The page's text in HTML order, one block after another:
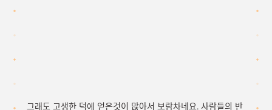
그래도 고생한 덕에 얻은것이 많아서 보람차네요. 사람들의 반